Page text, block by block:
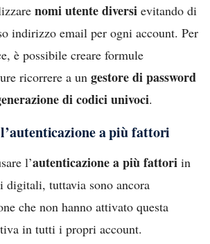
nomi utente diversi evitando di
indirizzo email per ogni account. Per
è possibile creare formule
ricorrere a un gestore di password
di codici univoci.
a più fattori
l’autenticazione a più fattori in
digitali, tuttavia sono ancora
che non hanno attivato questa
in tutti i propri account.